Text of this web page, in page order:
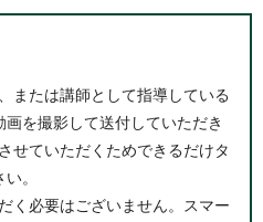
または講師として指導している
を撮影して送付していただき
せていただくためできるだけタ
。
く必要はございません。スマー